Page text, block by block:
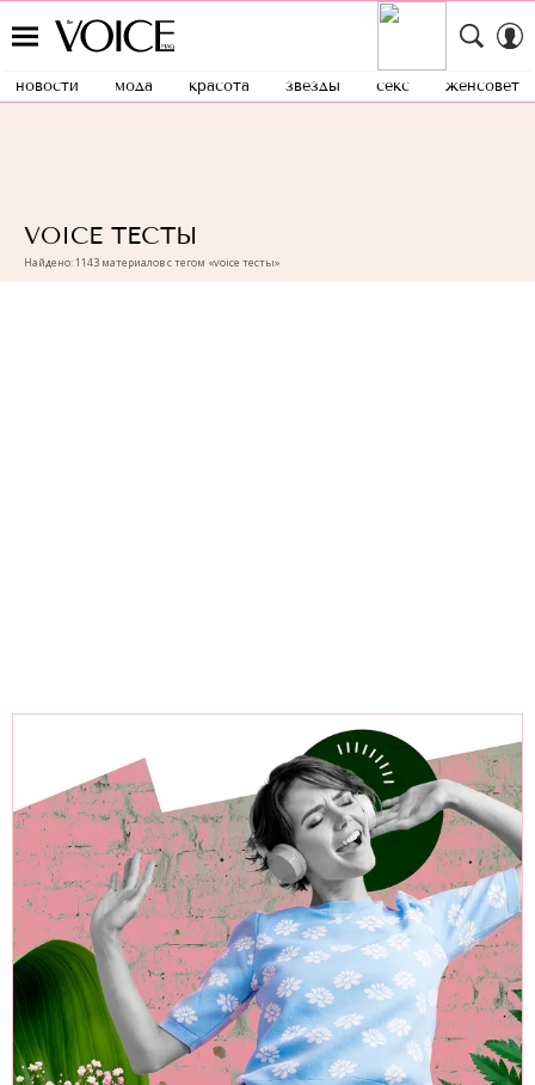
новости мода красота звезды секс женсовет
VOICE ТЕСТЫ
Найдено: 1143 материалов с тегом «voice тесты»